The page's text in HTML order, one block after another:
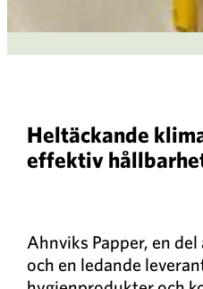
Heltäckande
effektiv
Ahnviks Papper, en
och en ledande